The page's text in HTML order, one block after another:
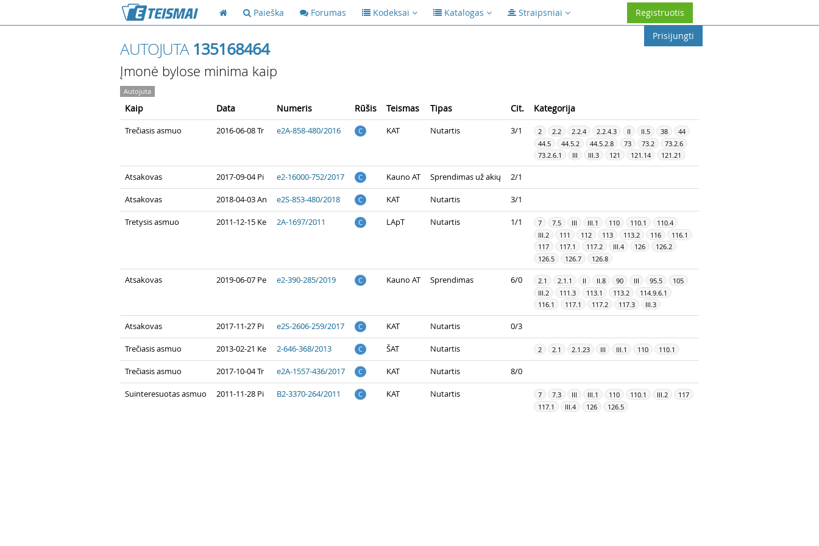
Paieška Forumas Kodeksai Katalogas Straipsniai
Registruotis
Prisijungti
AUTOJUTA 135168464
Įmonė bylose minima kaip
Autojuta
Kaip Data Numeris Rūšis Teismas Tipas Cit. Kategorija
Trečiasis asmuo 2016-06-08 Tr e2A-858-480/2016 C KAT Nutartis 3/1 2 2.2 2.2.4 2.2.4.3 II II.5 38
44
44.5
44.5.2 44.5.2.8 73 73.2
73.2.6
73.2.6.1
III III.3 121 121.14 121.21
Atsakovas 2017-09-04 Pi e2-16000-752/2017 C Kauno AT Sprendimas už akių 2/1
Atsakovas 2018-04-03 An e2S-853-480/2018 C KAT Nutartis 3/1
Tretysis asmuo 2011-12-15 Ke 2A-1697/2011 C LApT Nutartis 1/1 7 7.5 III III.1 110 110.1
110.4
III.2
111 112 113 113.2 116
116.1
117
117.1 117.2 III.4 126
126.2
126.5
126.7 126.8
Atsakovas 2019-06-07 Pe e2-390-285/2019 C Kauno AT Sprendimas 6/0 2.1 2.1.1 II II.8 90 III 95.5
105
III.2
111.3 113.1 113.2
114.9.6.1
116.1
117.1 117.2 117.3 III.3
Atsakovas 2017-11-27 Pi e2S-2606-259/2017 C KAT Nutartis 0/3
Trečiasis asmuo 2013-02-21 Ke 2-646-368/2013 C ŠAT Nutartis 2 2.1 2.1.23 III III.1 110 110.1
Trečiasis asmuo 2017-10-04 Tr e2A-1557-436/2017 C KAT Nutartis 8/0
Suinteresuotas asmuo 2011-11-28 Pi B2-3370-264/2011 C KAT Nutartis 7 7.3 III III.1 110 110.1 III.2
117
117.1
III.4 126 126.5